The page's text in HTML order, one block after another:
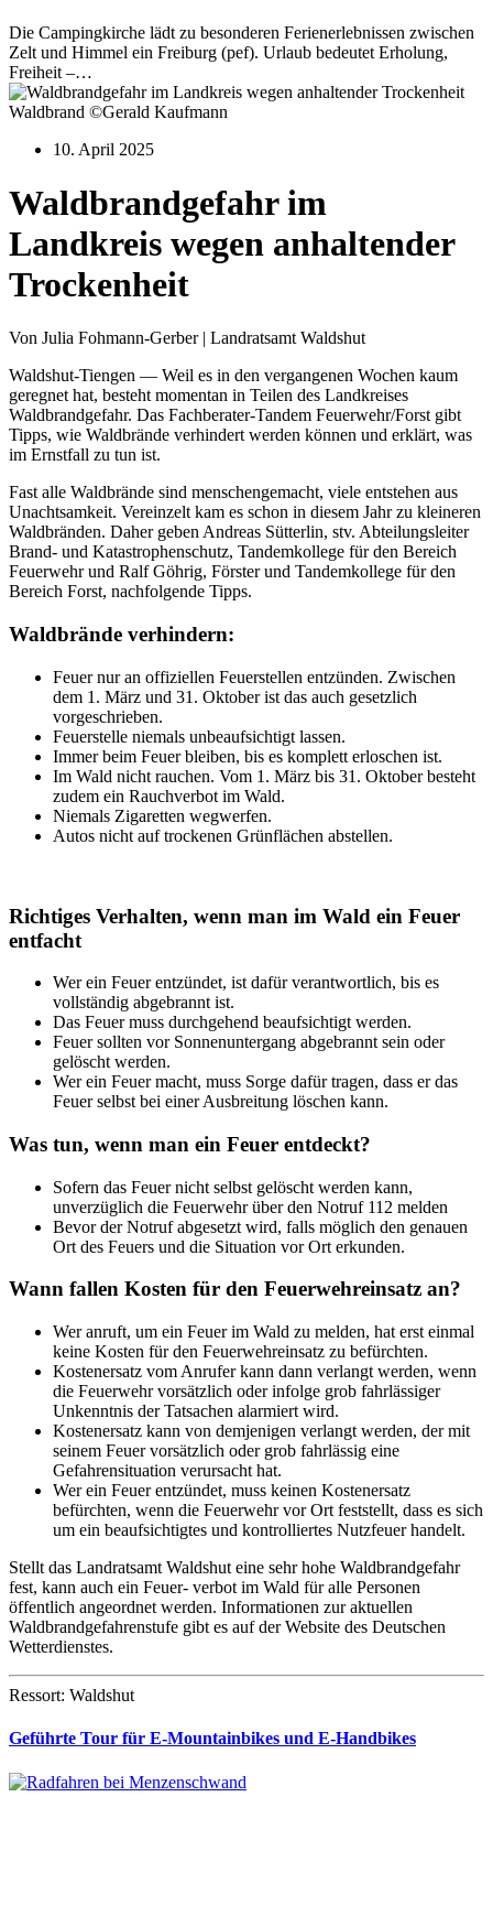
Die Campingkirche lädt zu besonderen Ferienerlebnissen zwischen
Zelt und Himmel ein Freiburg (pef). Urlaub bedeutet Erholung,
Freiheit –…
Waldbrand ©Gerald Kaufmann
10. April 2025
Waldbrandgefahr im
Landkreis wegen anhaltender
Trockenheit
Von Julia Fohmann-Gerber | Landratsamt Waldshut
Waldshut-Tiengen — Weil es in den vergangenen Wochen kaum
geregnet hat, besteht momentan in Teilen des Landkreises
Waldbrandgefahr. Das Fachberater-Tandem Feuerwehr/Forst gibt
Tipps, wie Waldbrände verhindert werden können und erklärt, was
im Ernstfall zu tun ist.
Fast alle Waldbrände sind menschengemacht, viele entstehen aus
Unachtsamkeit. Vereinzelt kam es schon in diesem Jahr zu kleineren
Waldbränden. Daher geben Andreas Sütterlin, stv. Abteilungsleiter
Brand- und Katastrophenschutz, Tandemkollege für den Bereich
Feuerwehr und Ralf Göhrig, Förster und Tandemkollege für den
Bereich Forst, nachfolgende Tipps.
Waldbrände verhindern:
Feuer nur an offiziellen Feuerstellen entzünden. Zwischen
dem 1. März und 31. Oktober ist das auch gesetzlich
vorgeschrieben.
Feuerstelle niemals unbeaufsichtigt lassen.
Immer beim Feuer bleiben, bis es komplett erloschen ist.
Im Wald nicht rauchen. Vom 1. März bis 31. Oktober besteht
zudem ein Rauchverbot im Wald.
Niemals Zigaretten wegwerfen.
Autos nicht auf trockenen Grünflächen abstellen.
Richtiges Verhalten, wenn man im Wald ein Feuer
entfacht
Wer ein Feuer entzündet, ist dafür verantwortlich, bis es
vollständig abgebrannt ist.
Das Feuer muss durchgehend beaufsichtigt werden.
Feuer sollten vor Sonnenuntergang abgebrannt sein oder
gelöscht werden.
Wer ein Feuer macht, muss Sorge dafür tragen, dass er das
Feuer selbst bei einer Ausbreitung löschen kann.
Was tun, wenn man ein Feuer entdeckt?
Sofern das Feuer nicht selbst gelöscht werden kann,
unverzüglich die Feuerwehr über den Notruf 112 melden
Bevor der Notruf abgesetzt wird, falls möglich den genauen
Ort des Feuers und die Situation vor Ort erkunden.
Wann fallen Kosten für den Feuerwehreinsatz an?
Wer anruft, um ein Feuer im Wald zu melden, hat erst einmal
keine Kosten für den Feuerwehreinsatz zu befürchten.
Kostenersatz vom Anrufer kann dann verlangt werden, wenn
die Feuerwehr vorsätzlich oder infolge grob fahrlässiger
Unkenntnis der Tatsachen alarmiert wird.
Kostenersatz kann von demjenigen verlangt werden, der mit
seinem Feuer vorsätzlich oder grob fahrlässig eine
Gefahrensituation verursacht hat.
Wer ein Feuer entzündet, muss keinen Kostenersatz
befürchten, wenn die Feuerwehr vor Ort feststellt, dass es sich
um ein beaufsichtigtes und kontrolliertes Nutzfeuer handelt.
Stellt das Landratsamt Waldshut eine sehr hohe Waldbrandgefahr
fest, kann auch ein Feuer- verbot im Wald für alle Personen
öffentlich angeordnet werden. Informationen zur aktuellen
Waldbrandgefahrenstufe gibt es auf der Website des Deutschen
Wetterdienstes.
Ressort: Waldshut
Geführte Tour für E-Mountainbikes und E-Handbikes